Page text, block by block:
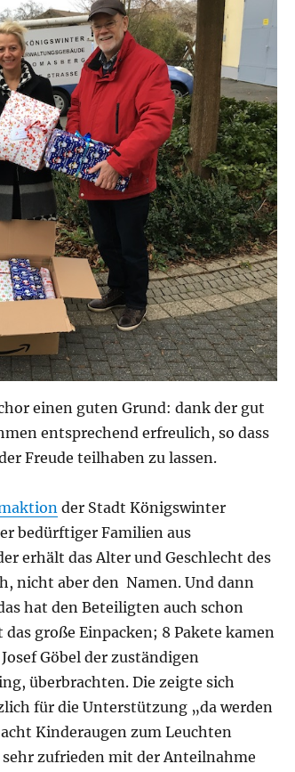
einen guten Grund: dank der gut
entsprechend erfreulich, so dass
Freude teilhaben zu lassen.
der Stadt Königswinter
bedürftiger Familien aus
erhält das Alter und Geschlecht des
nicht aber den Namen. Und dann
hat den Beteiligten auch schon
große Einpacken; 8 Pakete kamen
Göbel der zuständigen
überbrachten. Die zeigte sich
für die Unterstützung „da werden
Kinderaugen zum Leuchten
zufrieden mit der Anteilnahme